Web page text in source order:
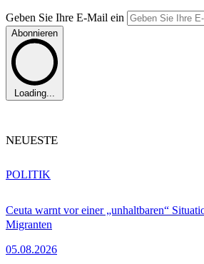
Geben Sie Ihre E-Mail ein
Abonnieren
Loading...
NEUESTE
Ceuta warnt vor einer „unhaltbaren“
Migranten
05.08.2026
POLITIK